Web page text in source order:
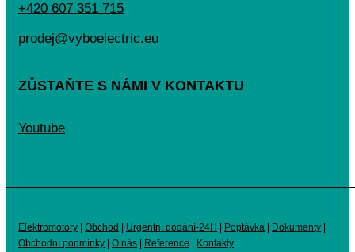
+420 607 351 715
prodej@vyboelectric.eu
ZŮSTAŇTE S NÁMI V KONTAKTU
Youtube
Elektromotory Obchod Urgentní dodání-24H Poptávka Dokumenty
Obchodní podmínky
O nás Reference Kontakty